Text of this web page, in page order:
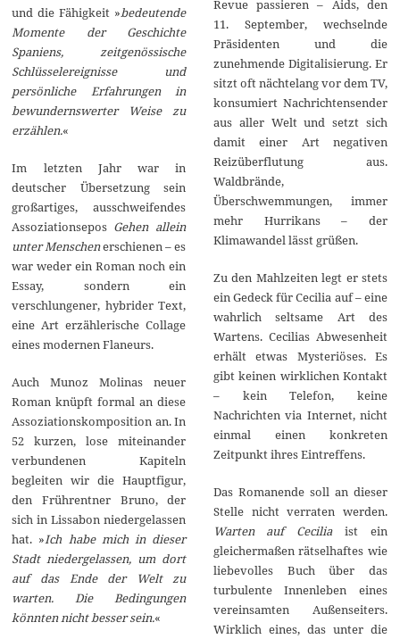
und die Fähigkeit »bedeutende
Momente der Geschichte
Spaniens, zeitgenössische
Schlüsselereignisse und
persönliche Erfahrungen in
bewundernswerter Weise zu
erzählen.«
Im letzten Jahr war in
deutscher Übersetzung sein
großartiges, ausschweifendes
Assoziationsepos Gehen allein
unter Menschenerschienen – es
war weder ein Roman noch ein
Essay, sondern ein
verschlungener, hybrider Text,
eine Art erzählerische Collage
eines modernen Flaneurs.
Auch Munoz Molinas neuer
Roman knüpft formal an diese
Assoziationskomposition an. In
52 kurzen, lose miteinander
verbundenen Kapiteln
begleiten wir die Hauptfigur,
den Frührentner Bruno, der
sich in Lissabon niedergelassen
hat. »Ich habe mich in dieser
Stadt niedergelassen, um dort
auf das Ende der Welt zu
warten. Die Bedingungen
könnten nicht besser sein.«
Revue passieren – Aids, den
11. September, wechselnde
Präsidenten und die
zunehmende Digitalisierung. Er
sitzt oft nächtelang vor dem TV,
konsumiert Nachrichtensender
aus aller Welt und setzt sich
damit einer Art negativen
Reizüberflutung aus.
Waldbrände,
Überschwemmungen, immer
mehr Hurrikans – der
Klimawandel lässt grüßen.
Zu den Mahlzeiten legt er stets
ein Gedeck für Cecilia auf – eine
wahrlich seltsame Art des
Wartens. Cecilias Abwesenheit
erhält etwas Mysteriöses. Es
gibt keinen wirklichen Kontakt
– kein Telefon, keine
Nachrichten via Internet, nicht
einmal einen konkreten
Zeitpunkt ihres Eintreffens.
Das Romanende soll an dieser
Stelle nicht verraten werden.
Warten auf Ceciliaist ein
gleichermaßen rätselhaftes wie
liebevolles Buch über das
turbulente Innenleben eines
vereinsamten Außenseiters.
Wirklich eines, das unter die